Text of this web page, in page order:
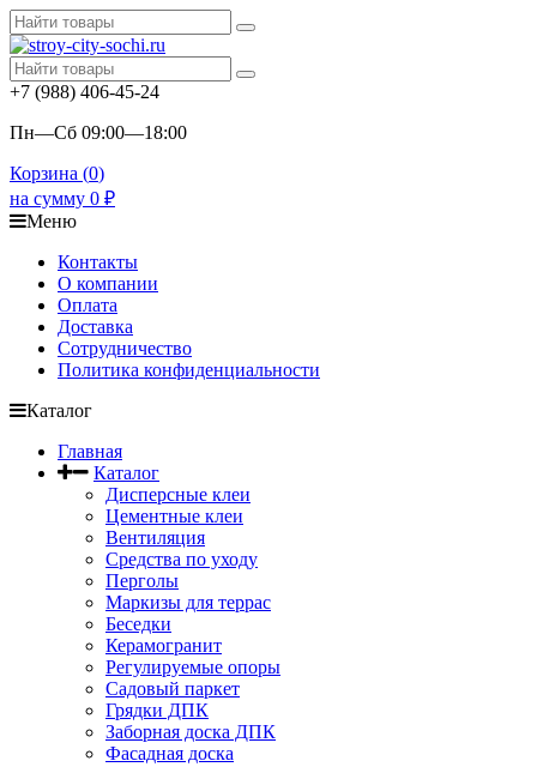
+7 (988) 406-45-24
Пн—Сб 09:00—18:00
Корзина (0)
на сумму 0 ₽
Меню
Контакты
О компании
Оплата
Доставка
Сотрудничество
Политика конфиденциальности
Каталог
Главная
Каталог
Дисперсные клеи
Цементные клеи
Вентиляция
Средства по уходу
Перголы
Маркизы для террас
Беседки
Керамогранит
Регулируемые опоры
Садовый паркет
Грядки ДПК
Заборная доска ДПК
Фасадная доска